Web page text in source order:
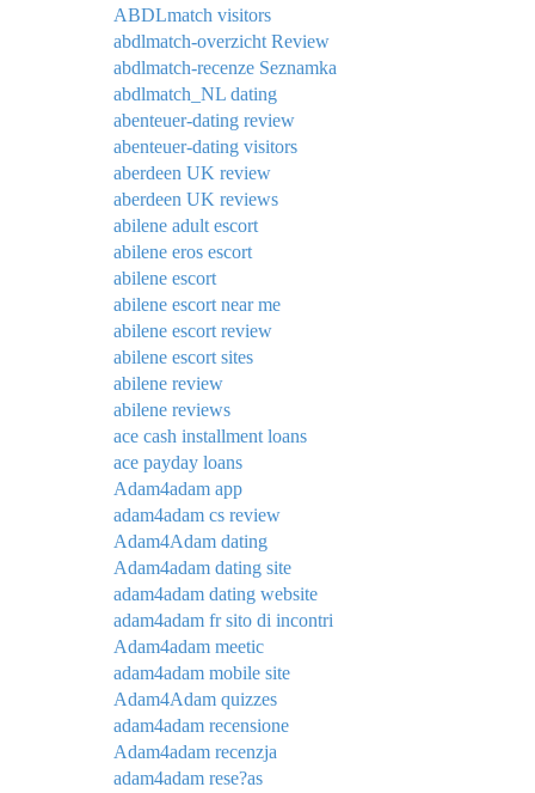
ABDLmatch visitors
abdlmatch-overzicht Review
abdlmatch-recenze Seznamka
abdlmatch_NL dating
abenteuer-dating review
abenteuer-dating visitors
aberdeen UK review
aberdeen UK reviews
abilene adult escort
abilene eros escort
abilene escort
abilene escort near me
abilene escort review
abilene escort sites
abilene review
abilene reviews
ace cash installment loans
ace payday loans
Adam4adam app
adam4adam cs review
Adam4Adam dating
Adam4adam dating site
adam4adam dating website
adam4adam fr sito di incontri
Adam4adam meetic
adam4adam mobile site
Adam4Adam quizzes
adam4adam recensione
Adam4adam recenzja
adam4adam rese?as